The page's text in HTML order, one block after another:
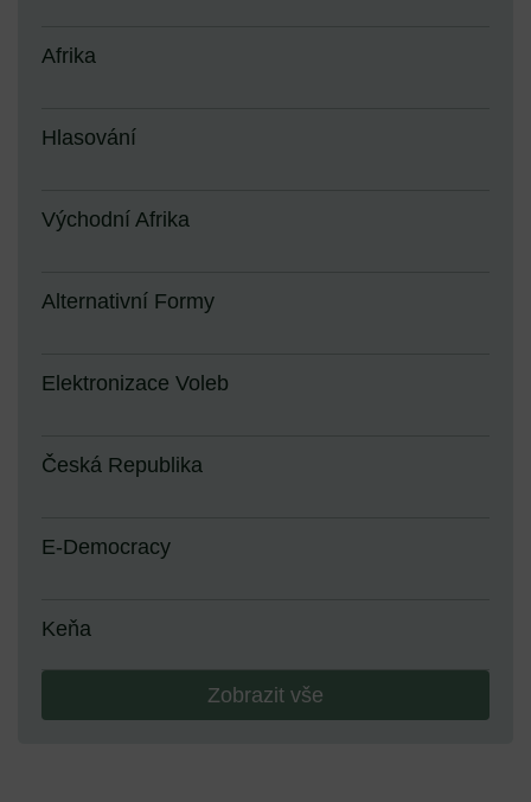
Afrika
Hlasování
Východní Afrika
Alternativní Formy
Elektronizace Voleb
Česká Republika
E-Democracy
Keňa
Zobrazit vše